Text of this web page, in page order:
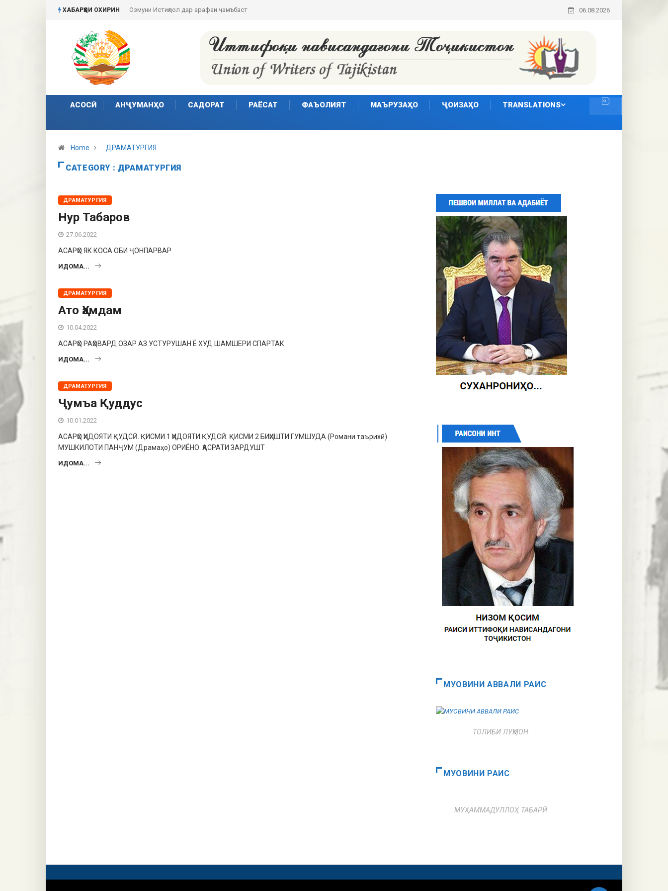
ХАБАРҲОИ ОХИРИН Озмуни Истиқлол дар арафаи ҷамъбаст 06.08.2026
АСОСӢ АНҶУМАНҲО САДОРАТ РАЁСАТ ФАЪОЛИЯТ МАЪРУЗАҲО ҶОИЗАҲО TRANSLATIONS
Home ДРАМАТУРГИЯ
CATEGORY : ДРАМАТУРГИЯ
ДРАМАТУРГИЯ
Нур Табаров
27.06.2022
АСАРҲО ЯК КОСА ОБИ ҶОНПАРВАР
ИДОМА...
ДРАМАТУРГИЯ
Ато Ҳамдам
10.04.2022
АСАРҲО РАҲОВАРД ОЗАР АЗ УСТУРУШАН Ё ХУД ШАМШЕРИ СПАРТАК
ИДОМА...
ДРАМАТУРГИЯ
Ҷумъа Қуддус
10.01.2022
АСАРҲО ҲИДОЯТИ ҚУДСӢ. ҚИСМИ 1 ҲИДОЯТИ ҚУДСӢ. ҚИСМИ 2 БИҲИШТИ ГУМШУДА (Романи таърихӣ)
МУШКИЛОТИ ПАНҶУМ (Драмаҳо) ОРИЁНО. ҲАСРАТИ ЗАРДУШТ
ИДОМА...
МУОВИНИ АВВАЛИ РАИС
ТОЛИБИ ЛУҚМОН
МУОВИНИ РАИС
МУҲАММАДУЛЛОҲ ТАБАРӢ